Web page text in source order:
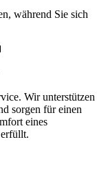
während Sie sich
Wir unterstützen
sorgen für einen
eines